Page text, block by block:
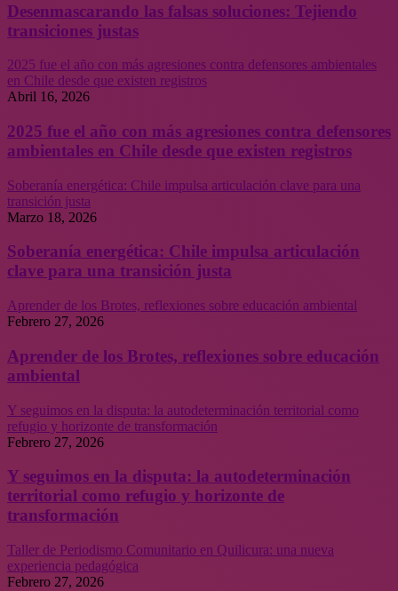
Desenmascarando las falsas soluciones: Tejiendo
transiciones justas
2025 fue el año con más agresiones contra defensores ambientales
en Chile desde que existen registros
Abril 16, 2026
2025 fue el año con más agresiones contra defensores
ambientales en Chile desde que existen registros
Soberanía energética: Chile impulsa articulación clave para una
transición justa
Marzo 18, 2026
Soberanía energética: Chile impulsa articulación
clave para una transición justa
Aprender de los Brotes, reflexiones sobre educación ambiental
Febrero 27, 2026
Aprender de los Brotes, reflexiones sobre educación
ambiental
Y seguimos en la disputa: la autodeterminación territorial como
refugio y horizonte de transformación
Febrero 27, 2026
Y seguimos en la disputa: la autodeterminación
territorial como refugio y horizonte de
transformación
Taller de Periodismo Comunitario en Quilicura: una nueva
experiencia pedagógica
Febrero 27, 2026